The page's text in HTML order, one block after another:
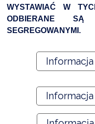
WYSTAWIAĆ W
ODBIERANE
SEGREGOWANYMI.